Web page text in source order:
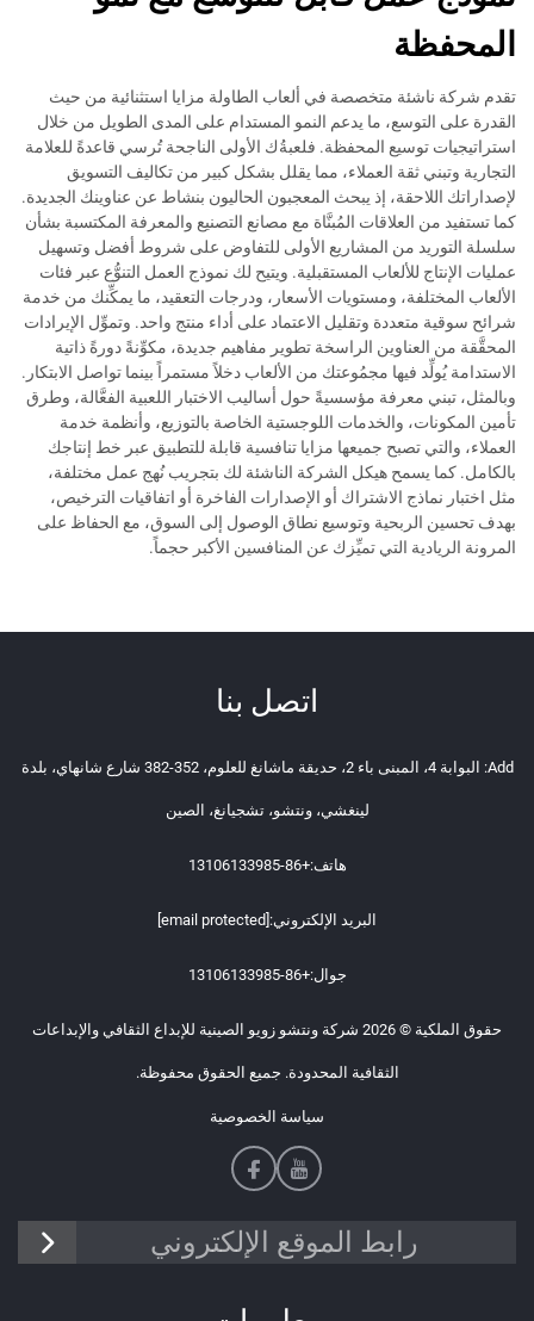
المحفظة
تقدم شركة ناشئة متخصصة في ألعاب الطاولة مزايا استثنائية من حيث
القدرة على التوسع، ما يدعم النمو المستدام على المدى الطويل من خلال
استراتيجيات توسيع المحفظة. فلعبةُك الأولى الناجحة تُرسي قاعدةً للعلامة
التجارية وتبني ثقة العملاء، مما يقلل بشكل كبير من تكاليف التسويق
لإصداراتك اللاحقة، إذ يبحث المعجبون الحاليون بنشاط عن عناوينك الجديدة.
كما تستفيد من العلاقات المُبنَّاة مع مصانع التصنيع والمعرفة المكتسبة بشأن
سلسلة التوريد من المشاريع الأولى للتفاوض على شروط أفضل وتسهيل
عمليات الإنتاج للألعاب المستقبلية. ويتيح لك نموذج العمل التنوُّع عبر فئات
الألعاب المختلفة، ومستويات الأسعار، ودرجات التعقيد، ما يمكِّنك من خدمة
شرائح سوقية متعددة وتقليل الاعتماد على أداء منتج واحد. وتموِّل الإيرادات
المحقَّقة من العناوين الراسخة تطوير مفاهيم جديدة، مكوِّنةً دورةً ذاتية
الاستدامة يُولِّد فيها مجمُوعتك من الألعاب دخلاً مستمراً بينما تواصل الابتكار.
وبالمثل، تبني معرفة مؤسسيةً حول أساليب الاختبار اللعبية الفعَّالة، وطرق
تأمين المكونات، والخدمات اللوجستية الخاصة بالتوزيع، وأنظمة خدمة
العملاء، والتي تصبح جميعها مزايا تنافسية قابلة للتطبيق عبر خط إنتاجك
بالكامل. كما يسمح هيكل الشركة الناشئة لك بتجريب نُهج عمل مختلفة،
مثل اختبار نماذج الاشتراك أو الإصدارات الفاخرة أو اتفاقيات الترخيص،
بهدف تحسين الربحية وتوسيع نطاق الوصول إلى السوق، مع الحفاظ على
المرونة الريادية التي تميِّزك عن المنافسين الأكبر حجماً.
اتصل بنا
Add: البوابة 4، المبنى باء 2، حديقة ماشانغ للعلوم، 352-382 شارع شانهاي، بلدة
لينغشي، ونتشو، تشجيانغ، الصين
هاتف:+86-13106133985
البريد الإلكتروني:
جوال:+86-13106133985
حقوق الملكية © 2026 شركة ونتشو زويو الصينية للإبداع الثقافي والإبداعات
الثقافية المحدودة. جميع الحقوق محفوظة.
سياسة الخصوصية
رابط الموقع الإلكتروني